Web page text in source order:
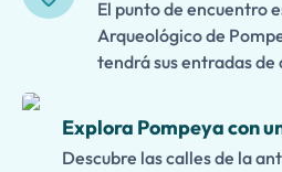
El punto de encuentro
Arqueológico de
tendrá sus entradas
Explora Pompeya con
Descubre las calles de la